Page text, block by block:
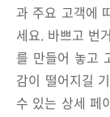
과 주요 고객에
세요. 바쁘고 번
를 만들어 놓고
감이 떨어지길
수 있는 상세 페